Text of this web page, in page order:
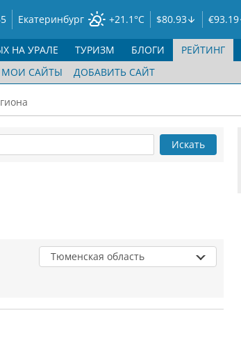
Екатеринбург +21.1°C $80.93 €93.19
НА УРАЛЕ ТУРИЗМ БЛОГИ
РЕЙТИНГ
МОИ САЙТЫ ДОБАВИТЬ САЙТ
Искать
Тюменская область